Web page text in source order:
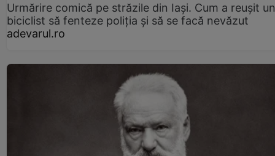
Urmărire comică pe străzile din Iași. Cum a reușit un
biciclist să fenteze poliția și să se facă nevăzut
adevarul.ro